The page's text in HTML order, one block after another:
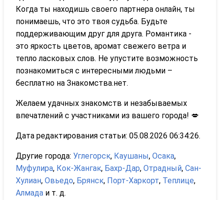
Когда ты находишь своего партнера онлайн, ты
понимаешь, что это твоя судьба. Будьте
поддерживающим друг для друга. Романтика -
это яркость цветов, аромат свежего ветра и
тепло ласковых слов. Не упустите возможность
познакомиться с интересными людьми –
бесплатно на Знакомства.нет.
Желаем удачных знакомств и незабываемых
впечатлений с участниками из вашего города! 💋
Дата редактирования статьи: 05.08.2026 06:34:26.
Другие города: Углегорск, Каушаны, Осака,
Муфулира, Кок-Жангак, Бахр-Дар, Отрадный, Сан-
Хулиан, Овьедо, Брянск, Порт-Харкорт, Теплице,
Алмада и т. д.